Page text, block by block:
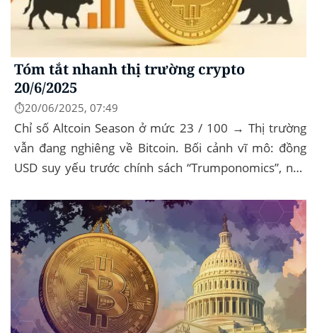
Tóm tắt nhanh thị trường crypto
20/6/2025
⏱️20/06/2025, 07:49
Chỉ số Altcoin Season ở mức 23 / 100 → Thị trường
vẫn đang nghiêng về Bitcoin. Bối cảnh vĩ mô: đồng
USD suy yếu trước chính sách “Trumponomics”, nhà